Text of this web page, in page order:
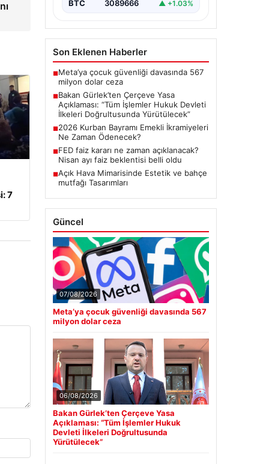
7
başlatacak çerçeve yasanın
BTC 3089666 ▲ +1.03%
Son Eklenen Haberler
■Meta’ya çocuk güvenliği davasında 567
milyon dolar ceza
■Bakan Gürlek’ten Çerçeve Yasa
Açıklaması: “Tüm İşlemler Hukuk Devleti
İlkeleri Doğrultusunda Yürütülecek”
■2026 Kurban Bayramı Emekli İkramiyeleri
Ne Zaman Ödenecek?
■FED faiz kararı ne zaman açıklanacak?
Nisan ayı faiz beklentisi belli oldu
■Açık Hava Mimarisinde Estetik ve bahçe
mutfağı Tasarımları
Güncel
07/08/2026
Meta’ya çocuk güvenliği davasında 567
milyon dolar ceza
06/08/2026
Bakan Gürlek’ten Çerçeve Yasa
Açıklaması: “Tüm İşlemler Hukuk
Devleti İlkeleri Doğrultusunda
Yürütülecek”